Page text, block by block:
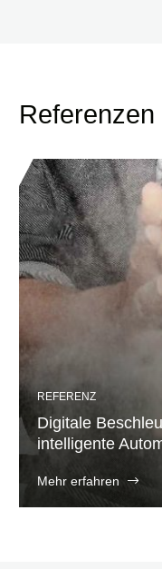
Referenzen
REFERENZ
Digitale
intelligente
Mehr erfahren